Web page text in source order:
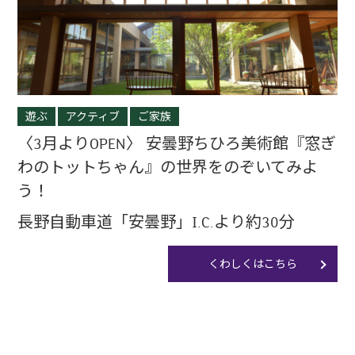
遊ぶ アクティブ ご家族
〈3月よりOPEN〉 安曇野ちひろ美術館『窓ぎ
わのトットちゃん』の世界をのぞいてみよ
う！
長野自動車道「安曇野」I.C.より約30分
くわしくはこちら